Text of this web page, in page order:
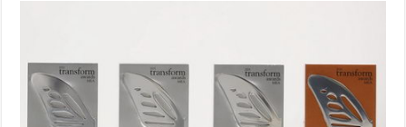
جوائز
للهوية